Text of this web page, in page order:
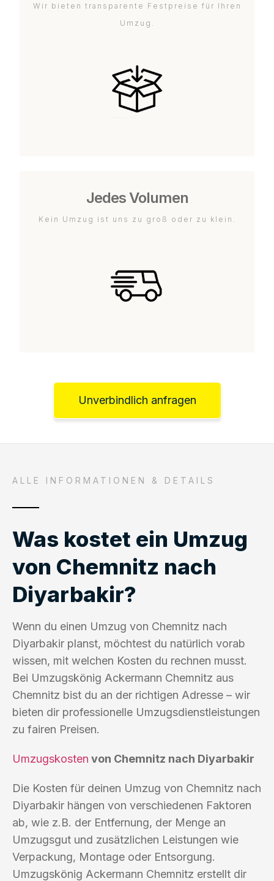
Wir bieten transparente Festpreise für Ihren
Umzug.
Jedes Volumen
Kein Umzug ist uns zu groß oder zu klein.
Unverbindlich anfragen
ALLE INFORMATIONEN & DETAILS
Was kostet ein Umzug
von Chemnitz nach
Diyarbakir?
Wenn du einen Umzug von Chemnitz nach
Diyarbakir planst, möchtest du natürlich vorab
wissen, mit welchen Kosten du rechnen musst.
Bei Umzugskönig Ackermann Chemnitz aus
Chemnitz bist du an der richtigen Adresse – wir
bieten dir professionelle Umzugsdienstleistungen
zu fairen Preisen.
Umzugskosten von Chemnitz nach Diyarbakir
Die Kosten für deinen Umzug von Chemnitz nach
Diyarbakir hängen von verschiedenen Faktoren
ab, wie z.B. der Entfernung, der Menge an
Umzugsgut und zusätzlichen Leistungen wie
Verpackung, Montage oder Entsorgung.
Umzugskönig Ackermann Chemnitz erstellt dir